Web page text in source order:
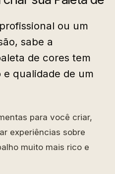
ou um
sabe a
de cores tem
qualidade de um
para você criar,
experiências sobre
muito mais rico e